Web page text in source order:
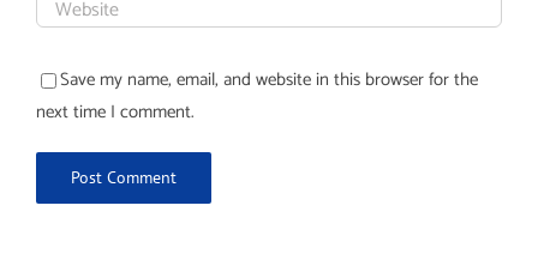
Save my name, email, and website in this browser for the
next time I comment.